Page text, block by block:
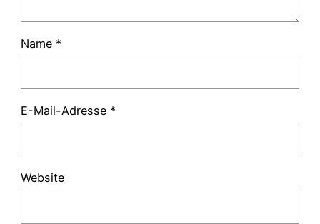
Name *
E-Mail-Adresse *
Website